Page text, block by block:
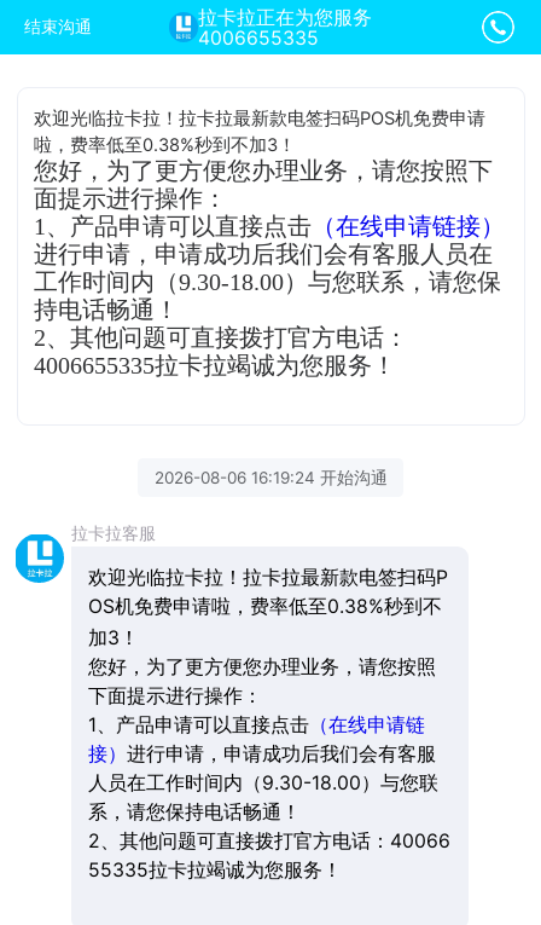
结束沟通
拉卡拉正在为您服务
4006655335
欢迎光临拉卡拉！拉卡拉最新款电签扫码POS机免费申请
啦，费率低至0.38%秒到不加3！
您好，为了更方便您办理业务，请您按照下
面提示进行操作：
1、产品申请可以直接点击 （在线申请链接）
进行申请，申请成功后我们会有客服人员在
工作时间内（9.30-18.00）与您联系，请您保
持电话畅通！
2、其他问题可直接拨打官方电话：
4006655335拉卡拉竭诚为您服务！
2026-08-06 16:19:24 开始沟通
拉卡拉客服
欢迎光临拉卡拉！拉卡拉最新款电签扫码P
OS机免费申请啦，费率低至0.38%秒到不
加3！
您好，为了更方便您办理业务，请您按照
下面提示进行操作：
1、产品申请可以直接点击（在线申请链
接） 进行申请，申请成功后我们会有客服
人员在工作时间内（9.30-18.00）与您联
系，请您保持电话畅通！
2、其他问题可直接拨打官方电话：40066
55335拉卡拉竭诚为您服务！